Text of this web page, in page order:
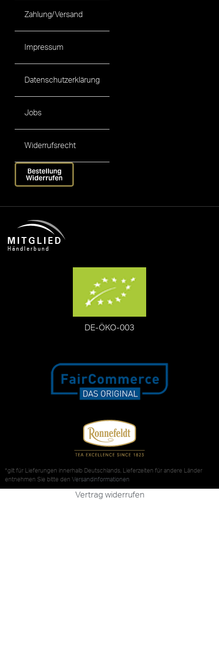
Zahlung/Versand
Impressum
Datenschutzerklärung
Jobs
Widerrufsrecht
Bestellung
Widerrufen
DE-ÖKO-003
*gilt für Lieferungen innerhalb Deutschlands, Lieferzeiten für andere Länder
entnehmen Sie bitte den Versandinformationen
Vertrag widerrufen